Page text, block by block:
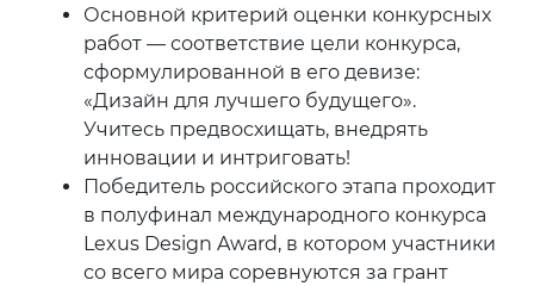
Основной критерий оценки конкурсных
работ — соответствие цели конкурса,
сформулированной в его девизе:
«Дизайн для лучшего будущего».
Учитесь предвосхищать, внедрять
инновации и интриговать!
Победитель российского этапа проходит
в полуфинал международного конкурса
Lexus Design Award, в котором участники
со всего мира соревнуются за грант